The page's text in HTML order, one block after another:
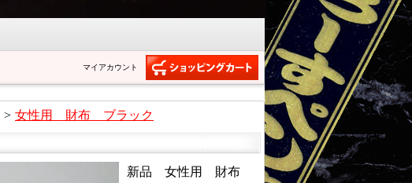
マイアカウント
> 女性用 財布 ブラック
新品 女性用 財布